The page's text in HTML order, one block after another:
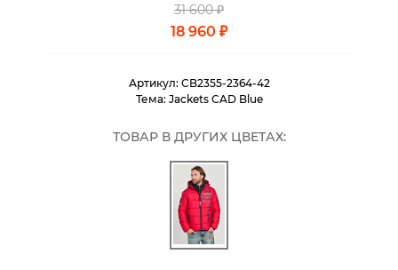
31 600 ₽
18 960 ₽
Артикул: CB2355-2364-42
Тема: Jackets CAD Blue
ТОВАР В ДРУГИХ ЦВЕТАХ: